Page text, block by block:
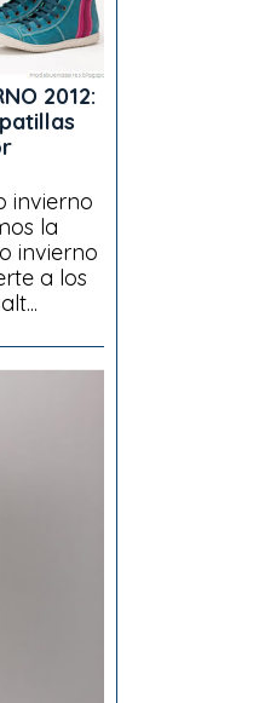
2012:
invierno
la
invierno
a los